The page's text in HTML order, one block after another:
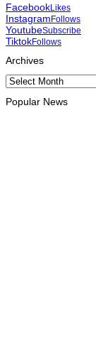
FacebookLikes
InstagramFollows
YoutubeSubscribe
TiktokFollows
Archives
Archives
Popular News